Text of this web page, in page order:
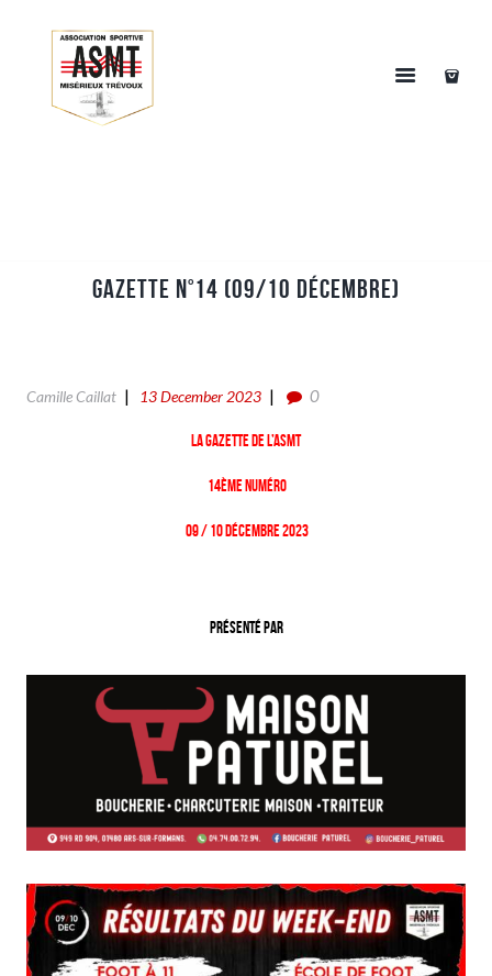
Gazette n°14 (09/10 Décembre)
Camille Caillat 13 December 2023 0
La gazette de l’ASMT
14ème numéro
09 / 10 Décembre 2023
Présenté par